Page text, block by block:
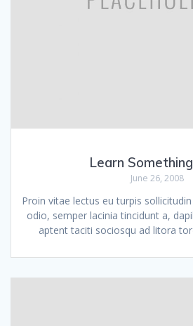
Learn
June 26, 2008
Proin vitae lectus eu turpis
odio, semper lacinia tincidunt a,
aptent taciti sociosqu ad litora